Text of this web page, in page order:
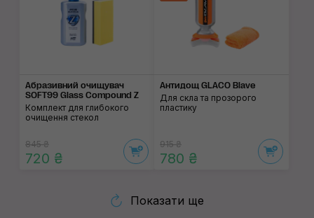
Абразивний очищувач
SOFT99 Glass Compound Z
Комплект для глибокого
очищення стекол
845 ₴
720 ₴
Антидощ GLACO Blave
Для скла та прозорого
пластику
915 ₴
780 ₴
Показати ще